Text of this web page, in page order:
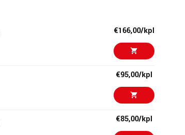
€166,00/kpl
€95,00/kpl
€85,00/kpl